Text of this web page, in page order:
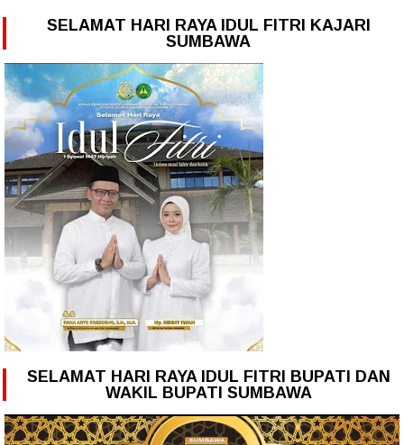
SELAMAT HARI RAYA IDUL FITRI KAJARI
SUMBAWA
SELAMAT HARI RAYA IDUL FITRI BUPATI DAN
WAKIL BUPATI SUMBAWA